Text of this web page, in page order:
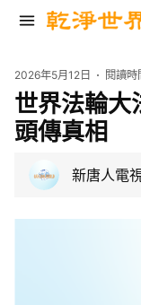
2026年5月12日 閱讀時
世界法輪大
頭傳真相
新唐人電